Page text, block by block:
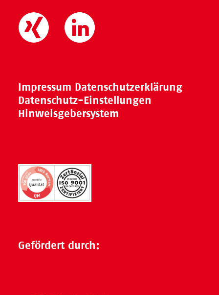
Impressum Datenschutzerklärung
Datenschutz-Einstellungen
Hinweisgebersystem
Gefördert durch: